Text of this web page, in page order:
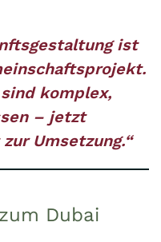
ist
komplex,
– jetzt
Umsetzung.“
Dubai